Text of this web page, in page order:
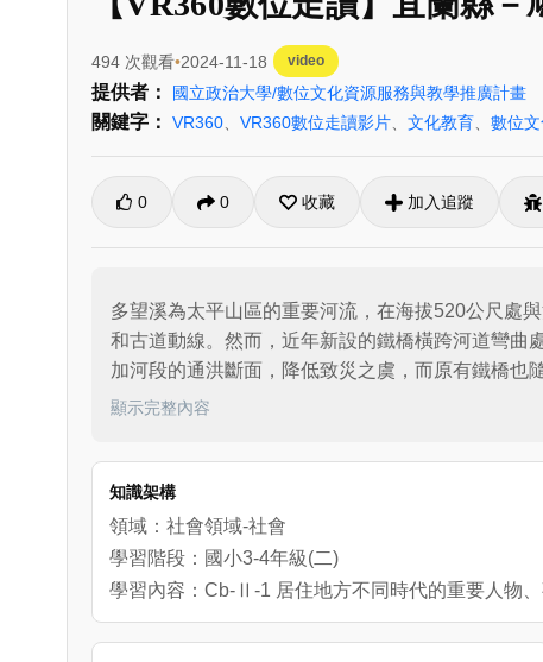
494 次觀看 2024-11-18 video
提供者： 國立政治大學/數位文化資源服務與教學推廣計畫
關鍵字： VR360 VR360數位走讀影片 文化教育 數位
0 0 收藏 加入追蹤
多望溪為太平山區的重要河流，在海拔520公尺處
和古道動線。然而，近年新設的鐵橋橫跨河道彎曲
加河段的通洪斷面，降低致災之虞，而原有鐵橋也
採用雙重防蝕設計，能延長使用年限，減少後續的
顯示完整內容
知識架構
領域：社會領域-社會
學習階段：國小3-4年級(二)
學習內容：Cb-Ⅱ-1 居住地方不同時代的重要人物